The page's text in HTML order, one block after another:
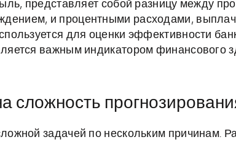
представляет собой разницу между
и процентными расходами,
для оценки эффективности
важным индикатором финансового
сложность
задачей по нескольким причинам.